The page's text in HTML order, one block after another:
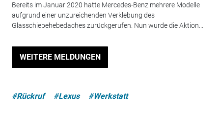
Bereits im Januar 2020 hatte Mercedes-Benz mehrere Modelle
aufgrund einer unzureichenden Verklebung des
Glasschiebehebedaches zurückgerufen. Nun wurde die Aktion...
WEITERE MELDUNGEN
#Rückruf #Lexus #Werkstatt